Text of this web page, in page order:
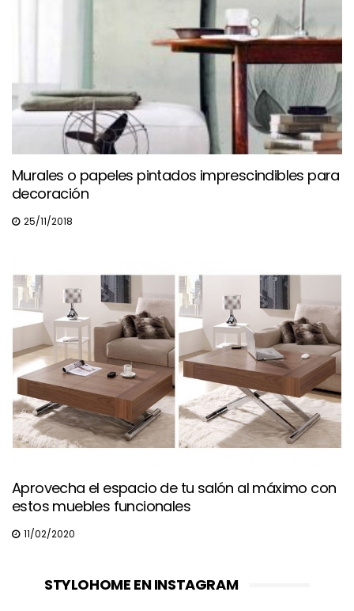
Murales o papeles pintados imprescindibles para
decoración
25/11/2018
Aprovecha el espacio de tu salón al máximo con
estos muebles funcionales
11/02/2020
STYLOHOME EN INSTAGRAM